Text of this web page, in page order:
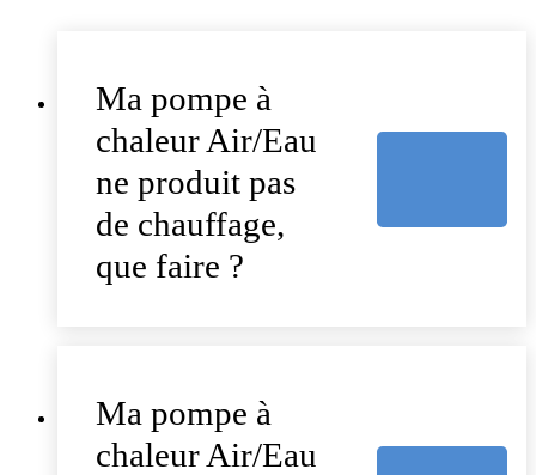
Ma pompe à
chaleur Air/Eau
ne produit pas
de chauffage,
que faire ?
Ma pompe à
chaleur Air/Eau